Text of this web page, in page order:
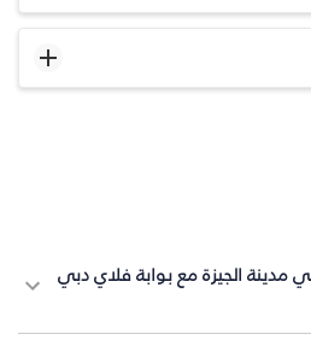
مدينة الجيزة مع بوابة فلاي دبي